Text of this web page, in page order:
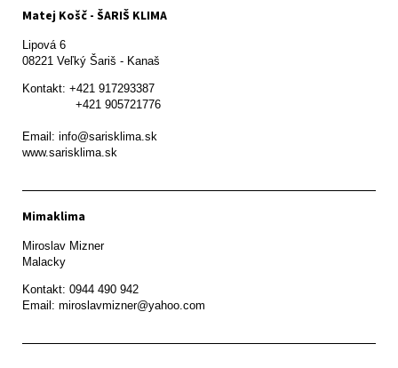
Matej Košč - ŠARIŠ KLIMA
Lipová 6
08221 Veľký Šariš - Kanaš
Kontakt: +421 917293387
Email: info@sarisklima.sk
www.sarisklima.sk
Mimaklima
Miroslav Mizner
Malacky
Kontakt: 0944 490 942